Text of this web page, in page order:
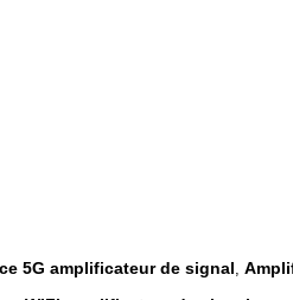
5G amplificateur de signal,